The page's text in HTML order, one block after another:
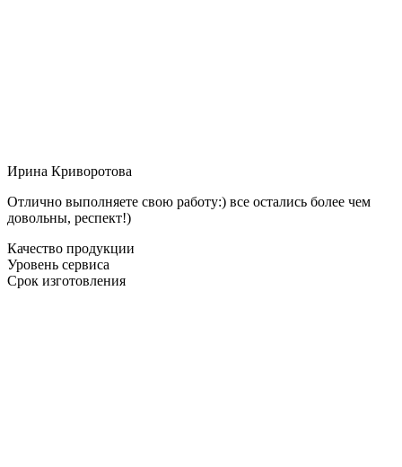
Ирина Криворотова
Отлично выполняете свою работу:) все остались более чем
довольны, респект!)
Качество продукции
Уровень сервиса
Срок изготовления